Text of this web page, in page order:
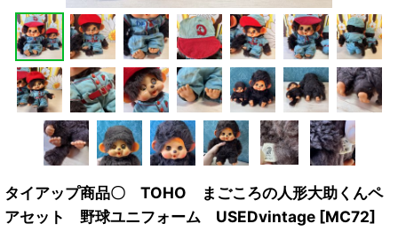
タイアップ商品〇 TOHO まごころの人形大助くんペ
アセット 野球ユニフォーム USEDvintage [MC72]